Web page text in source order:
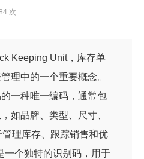
次
Keeping Unit，库存单
理中的一个重要概念。
一种唯一编码，通常包
如品牌、类型、尺寸、
理库存、跟踪销售和优
一个独特的识别码，用于